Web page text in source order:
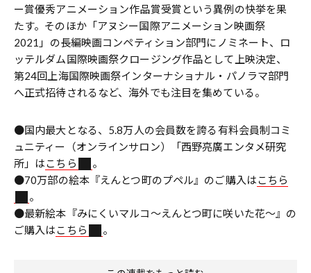
ー賞優秀アニメーション作品賞受賞という異例の快挙を果
たす。そのほか「アヌシー国際アニメーション映画祭
2021」の長編映画コンペティション部門にノミネート、ロ
ッテルダム国際映画祭クロージング作品として上映決定、
第24回上海国際映画祭インターナショナル・パノラマ部門
へ正式招待されるなど、海外でも注目を集めている。
●国内最大となる、5.8万人の会員数を誇る有料会員制コミ
ュニティー（オンラインサロン）「西野亮廣エンタメ研究
所」はこちら
。
●70万部の絵本『えんとつ町のプペル』のご購入はこちら
。
●最新絵本『みにくいマルコ～えんとつ町に咲いた花～』の
ご購入はこちら 。